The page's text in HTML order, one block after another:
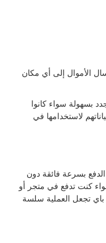
الأموال إلى أي مكان
بسهولة سواء كانوا
لاستخدامها في
بسرعة فائقة دون
كنت تدفع في متجر أو
باي تجعل العملية سلسة